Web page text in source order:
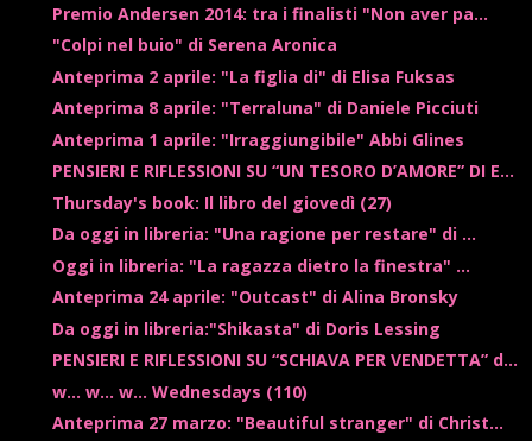
Premio Andersen 2014: tra i finalisti "Non aver pa...
"Colpi nel buio" di Serena Aronica
Anteprima 2 aprile: "La figlia di" di Elisa Fuksas
Anteprima 8 aprile: "Terraluna" di Daniele Picciuti
Anteprima 1 aprile: "Irraggiungibile" Abbi Glines
PENSIERI E RIFLESSIONI SU “UN TESORO D’AMORE” DI E...
Thursday's book: Il libro del giovedì (27)
Da oggi in libreria: "Una ragione per restare" di ...
Oggi in libreria: "La ragazza dietro la finestra" ...
Anteprima 24 aprile: "Outcast" di Alina Bronsky
Da oggi in libreria:"Shikasta" di Doris Lessing
PENSIERI E RIFLESSIONI SU “SCHIAVA PER VENDETTA” d...
w... w... w... Wednesdays (110)
Anteprima 27 marzo: "Beautiful stranger" di Christ...